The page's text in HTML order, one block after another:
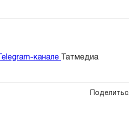
Telegram-канале Татмедиа